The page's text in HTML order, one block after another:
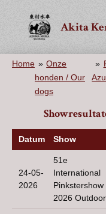
direct
de
hoofdinhoud
Akita
Home » Onze
honden / Our
dogs
»
Datum Show
24-05-
2026
51e
International
Pinkstershow
2026 Outdoor